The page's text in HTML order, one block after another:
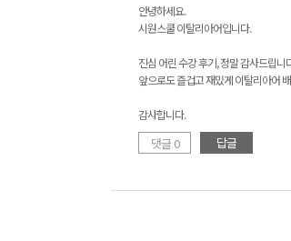
안녕하세요.
시원스쿨 이탈리아어입니다.
진심 어린 수강 후기, 정말 감사드립니
앞으로도 즐겁고 재밌게 이탈리아어
감사합니다.
댓글 0 답글